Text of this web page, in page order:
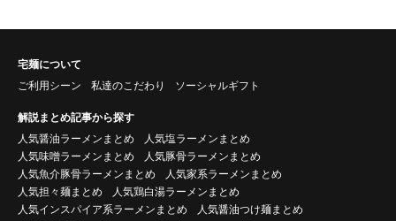
宅麺について
ご利用シーン
私達のこだわり ソーシャルギフト
解説まとめ記事から探す
人気醤油ラーメンまとめ
人気塩ラーメンまとめ
人気味噌ラーメンまとめ
人気豚骨ラーメンまとめ
人気魚介豚骨ラーメンまとめ
人気家系ラーメンまとめ
人気担々麺まとめ
人気鶏白湯ラーメンまとめ
人気インスパイア系ラーメンまとめ
人気醤油つけ麺まとめ